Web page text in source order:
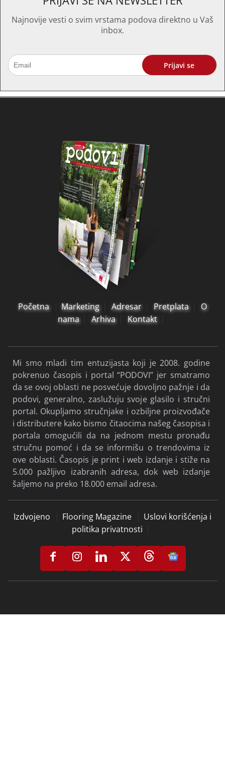
Najnovije vesti o svim vrstama podova direktno u Vaš
inbox.
Početna Marketing Adresar Pretplata
O
nama
Arhiva Kontakt
Mi smo mladi tim entuzijasta koji je 2008. godine
pokrenuo časopis i portal “PODOVI” jer smatramo
da se ovoj oblasti ne posvećuje dovoljno pažnje i da
podovi, generalno, zaslužuju svoje glasilo i stručni
portal. Okupljamo stručnjake i ozbiljne proizvođače
i distributere kako bismo čitaocima našeg časopisa i
portala omogućili da na jednom mestu pronađu
stručnu pomoć i da se informišu o trendovima iz
ove oblasti. Časopis je print i web izdanje i stiže na
5.000 pažljivo izabranih adresa, dok web izdanje
šaljemo na preko 18.000 email adresa.
Izdvojeno Flooring Magazine
Uslovi korišćenja i
politika privatnosti